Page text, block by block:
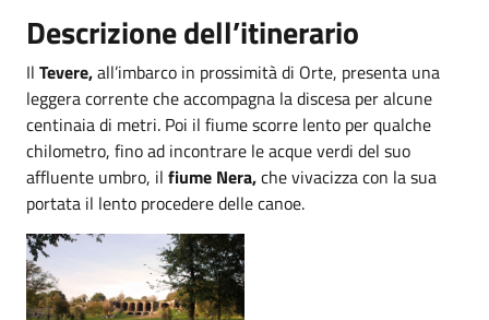
Descrizione dell’itinerario
Il Tevere,all’imbarco in prossimità di Orte, presenta una
leggera corrente che accompagna la discesa per alcune
centinaia di metri. Poi il fiume scorre lento per qualche
chilometro, fino ad incontrare le acque verdi del suo
affluente umbro, il fiume Nera,che vivacizza con la sua
portata il lento procedere delle canoe.